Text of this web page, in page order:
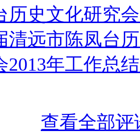
历史文化研究
清远市陈凤台
2013年工作总
查看全部评